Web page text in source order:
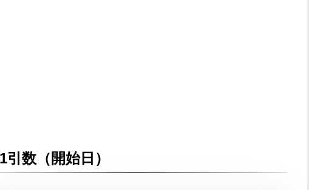
引数（開始日）